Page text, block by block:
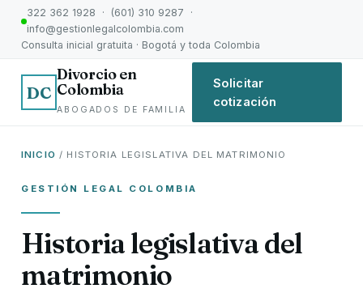
322 362 1928 · (601) 310 9287 ·
info@gestionlegalcolombia.com
Consulta inicial gratuita · Bogotá y toda Colombia
DC
Divorcio en
Colombia
ABOGADOS DE FAMILIA
Solicitar
cotización
INICIO / HISTORIA LEGISLATIVA DEL MATRIMONIO
GESTIÓN LEGAL COLOMBIA
Historia legislativa del
matrimonio